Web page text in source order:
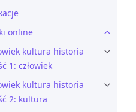
online
kultura historia
1: człowiek
kultura historia
2: kultura